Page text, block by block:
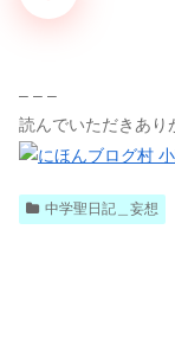
– – –
読んでいただきあり
中学聖日記＿妄想